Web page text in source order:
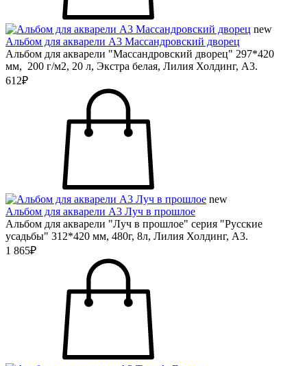
new
Альбом для акварели А3 Массандровский дворец
Альбом для акварели "Массандровский дворец" 297*420
мм, 200 г/м2, 20 л, Экстра белая, Лилия Холдинг, А3.
612₽
new
Альбом для акварели А3 Луч в прошлое
Альбом для акварели "Луч в прошлое" серия "Русские
усадьбы" 312*420 мм, 480г, 8л, Лилия Холдинг, А3.
1 865₽